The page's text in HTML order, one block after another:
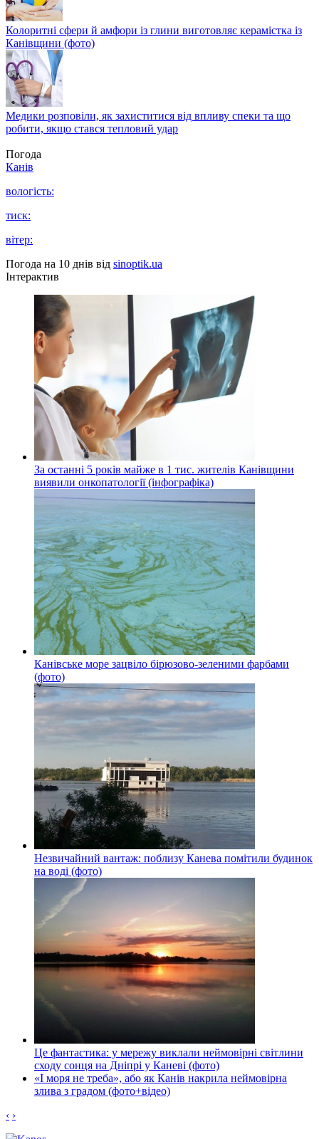
Колоритні сфери й амфори із глини виготовляє керамістка із
Канівщини (фото)
Медики розповіли, як захиститися від впливу спеки та що
робити, якщо стався тепловий удар
Погода
Канів
вологість:
тиск:
вітер:
Погода на 10 днів від sinoptik.ua
Інтерактив
За останні 5 років майже в 1 тис. жителів Канівщини
виявили онкопатології (інфографіка)
Канівське море зацвіло бірюзово-зеленими фарбами
(фото)
Незвичайний вантаж: поблизу Канева помітили будинок
на воді (фото)
Це фантастика: у мережу виклали неймовірні світлини
сходу сонця на Дніпрі у Каневі (фото)
«І моря не треба», або як Канів накрила неймовірна
злива з градом (фото+відео)
‹ ›